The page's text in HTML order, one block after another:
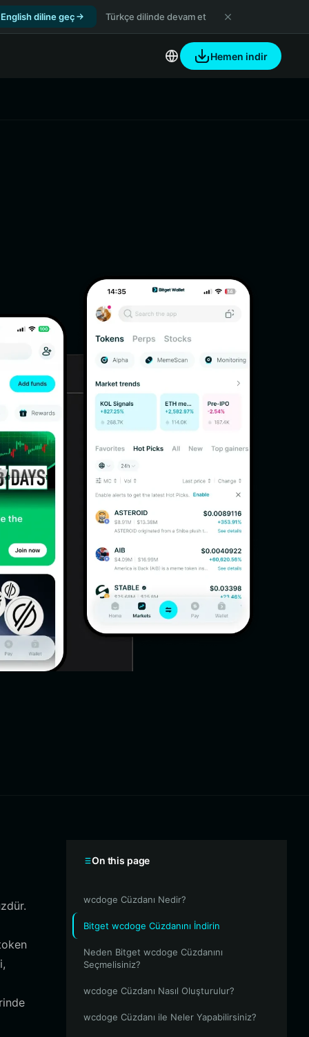
English diline geç Türkçe dilinde devam et
Hemen indir
On this page
wcdoge Cüzdanı Nedir?
Bitget wcdoge Cüzdanını İndirin
Neden Bitget wcdoge Cüzdanını
Seçmelisiniz?
wcdoge Cüzdanı Nasıl Oluşturulur?
wcdoge Cüzdanı ile Neler Yapabilirsiniz?